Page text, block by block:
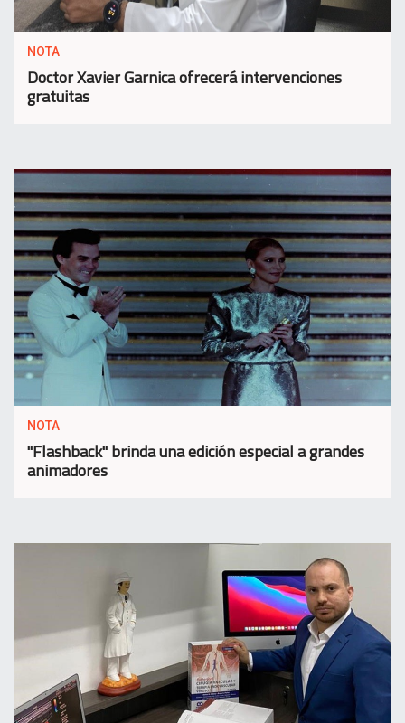
NOTA
Doctor Xavier Garnica ofrecerá intervenciones
gratuitas
NOTA
"Flashback" brinda una edición especial a grandes
animadores